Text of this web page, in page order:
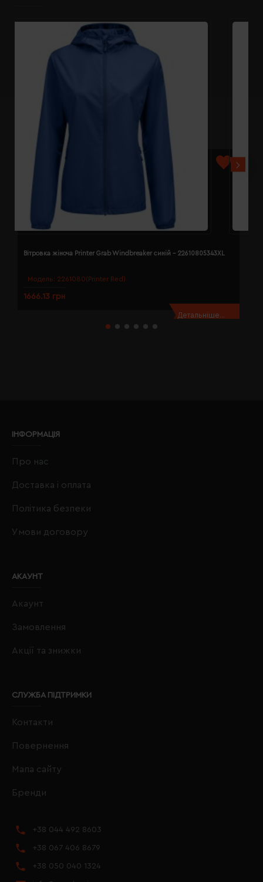
Модель: 2261080(Printer Red)
Вітровка жіноча Printer Grab Windbreaker синій - 22610805343XL
1666.13 грн
Детальніше...
ІНФОРМАЦІЯ
Про нас
Доставка і оплата
Політика безпеки
Умови договору
АКАУНТ
Акаунт
Замовлення
Акції та знижки
СЛУЖБА ПІДТРИМКИ
Контакти
Повернення
Мапа сайту
Бренди
+38 044 492 8603
+38 067 406 8679
+38 050 040 1324